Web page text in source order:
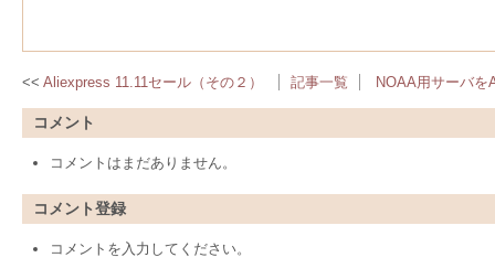
Aliexpress 11.11セール（その２） 記事一覧 NOAA用サーバを
コメント
コメントはまだありません。
コメント登録
コメントを入力してください。